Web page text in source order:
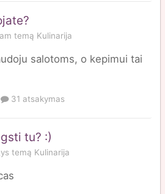
temą Kulinarija
salotoms, o kepimui tai
31 atsakymas
tu? :)
temą Kulinarija